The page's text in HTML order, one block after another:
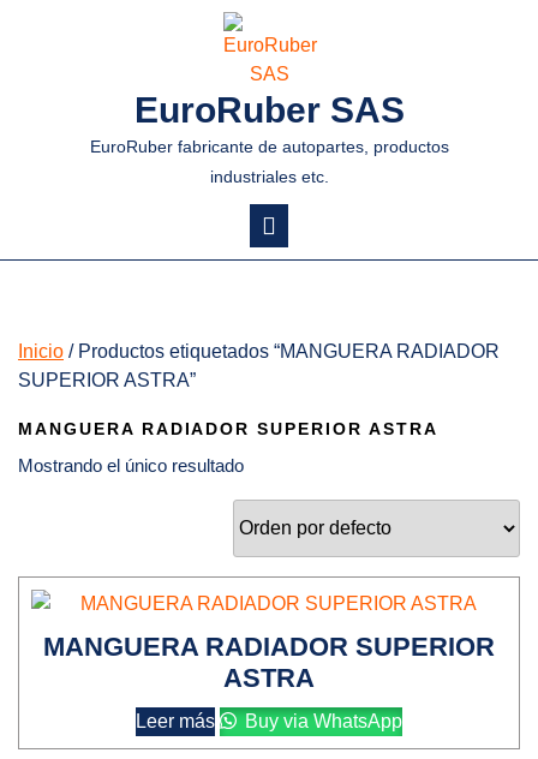
EuroRuber SAS
EuroRuber fabricante de autopartes, productos
industriales etc.
Inicio / Productos etiquetados “MANGUERA RADIADOR
SUPERIOR ASTRA”
MANGUERA RADIADOR SUPERIOR ASTRA
Mostrando el único resultado
MANGUERA RADIADOR SUPERIOR
ASTRA
Leer más Buy via WhatsApp